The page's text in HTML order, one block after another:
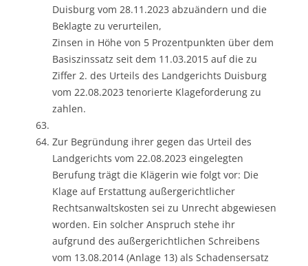
Duisburg vom 28.11.2023 abzuändern und die
Beklagte zu verurteilen,
Zinsen in Höhe von 5 Prozentpunkten über dem
Basiszinssatz seit dem 11.03.2015 auf die zu
Ziffer 2. des Urteils des Landgerichts Duisburg
vom 22.08.2023 tenorierte Klageforderung zu
zahlen.
Zur Begründung ihrer gegen das Urteil des
Landgerichts vom 22.08.2023 eingelegten
Berufung trägt die Klägerin wie folgt vor: Die
Klage auf Erstattung außergerichtlicher
Rechtsanwaltskosten sei zu Unrecht abgewiesen
worden. Ein solcher Anspruch stehe ihr
aufgrund des außergerichtlichen Schreibens
vom 13.08.2014 (Anlage 13) als Schadensersatz